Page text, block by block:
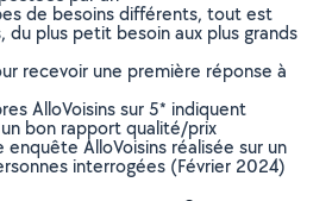
de besoins différents, tout est
du plus petit besoin aux plus grands
recevoir une première réponse à
AlloVoisins sur 5* indiquent
un bon rapport qualité/prix
enquête AlloVoisins réalisée sur un
interrogées (Février 2024)